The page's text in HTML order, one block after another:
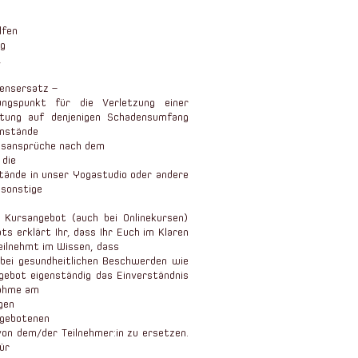
–
für die Verletzung einer
auf denjenigen Schadensumfang
nach dem
in unser Yogastudio oder andere
(auch bei Onlinekursen)
erklärt Ihr, dass Ihr Euch im Klaren
im Wissen, dass
gesundheitlichen Beschwerden wie
eigenständig das Einverständnis
am
dem/der Teilnehmer:in zu ersetzen.